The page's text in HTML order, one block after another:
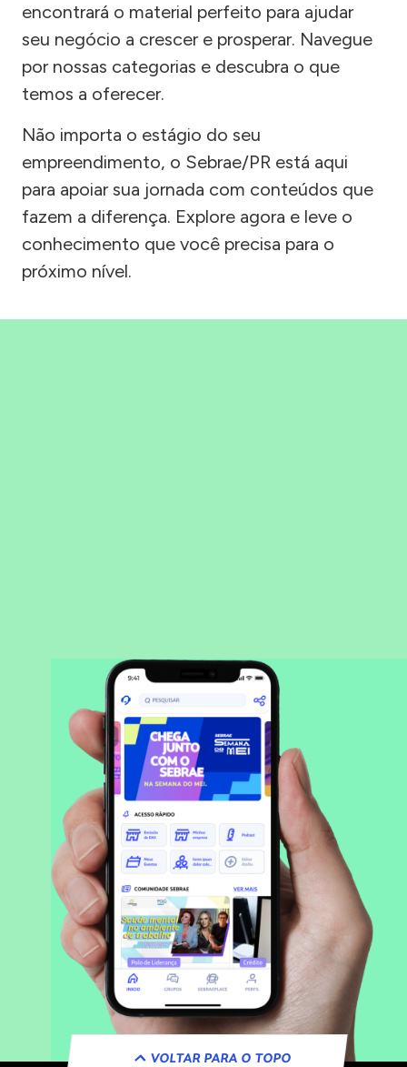
encontrará o material perfeito para ajudar
seu negócio a crescer e prosperar. Navegue
por nossas categorias e descubra o que
temos a oferecer.
Não importa o estágio do seu
empreendimento, o Sebrae/PR está aqui
para apoiar sua jornada com conteúdos que
fazem a diferença. Explore agora e leve o
conhecimento que você precisa para o
próximo nível.
VOLTAR PARA O TOPO